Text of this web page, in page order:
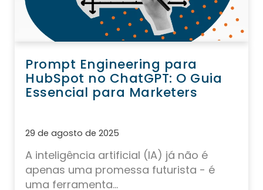
Prompt Engineering para
HubSpot no ChatGPT: O Guia
Essencial para Marketers
29 de agosto de 2025
A inteligência artificial (IA) já não é
apenas uma promessa futurista - é
uma ferramenta...